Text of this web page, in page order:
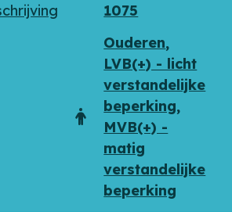
1075
Doelgroep
Ouderen,
LVB(+) - licht
verstandelijke
beperking,
MVB(+) -
matig
verstandelijke
beperking